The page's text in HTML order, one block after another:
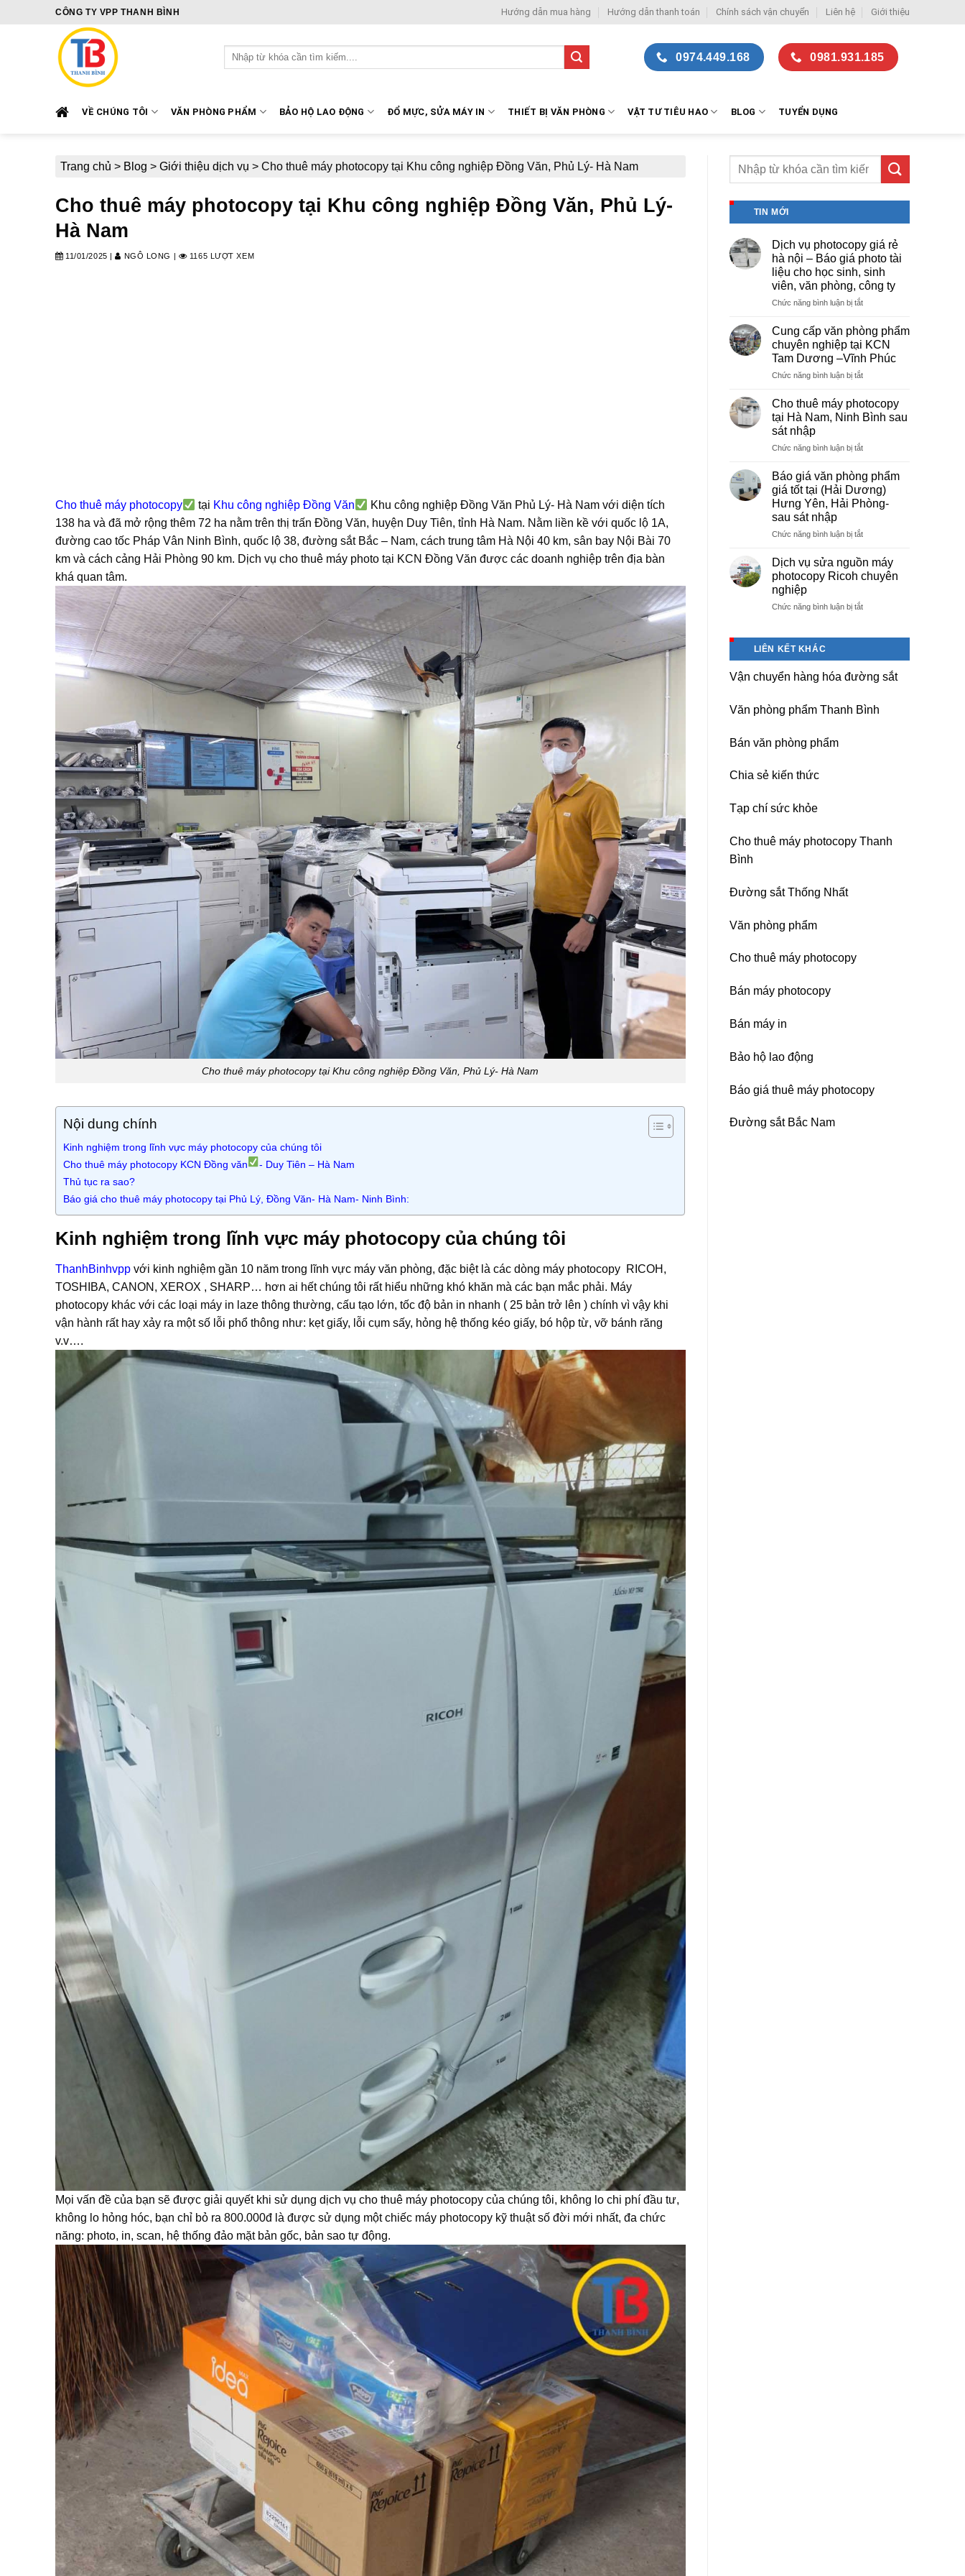
CÔNG TY VPP THANH BÌNH Hướng dẫn mua hàng Hướng dẫn thanh toán Chính sách vận chuyển Liên hệ Giới thiệu
Tìm
kiếm:
0974.449.168 0981.931.185
VỀ CHÚNG TÔI VĂN PHÒNG PHẨM BẢO HỘ LAO ĐỘNG ĐỔ MỰC, SỬA MÁY IN THIẾT BỊ VĂN PHÒNG VẬT TƯ TIÊU HAO BLOG TUYỂN DỤNG
Trang chủ > Blog > Giới thiệu dịch vụ > Cho thuê máy photocopy tại Khu công nghiệp Đồng Văn, Phủ Lý- Hà Nam
Cho thuê máy photocopy tại Khu công nghiệp Đồng Văn, Phủ Lý-
Hà Nam
11/01/2025 | NGÔ LONG 1165 LƯỢT XEM
Cho thuê máy photocopy tại Khu công nghiệp Đồng Văn
Khu công nghiệp Đồng Văn Phủ Lý- Hà Nam với diện tích
138 ha và đã mở rộng thêm 72 ha nằm trên thị trấn Đồng Văn, huyện Duy Tiên, tỉnh Hà Nam. Nằm liền kề với quốc lộ 1A,
đường cao tốc Pháp Vân Ninh Bình, quốc lộ 38, đường sắt Bắc – Nam, cách trung tâm Hà Nội 40 km, sân bay Nội Bài 70
km và cách cảng Hải Phòng 90 km. Dịch vụ cho thuê máy photo tại KCN Đồng Văn được các doanh nghiệp trên địa bàn
khá quan tâm.
Cho thuê máy photocopy tại Khu công nghiệp Đồng Văn, Phủ Lý- Hà Nam
Nội dung chính
Kinh nghiệm trong lĩnh vực máy photocopy của chúng tôi
Cho thuê máy photocopy KCN Đồng văn
- Duy Tiên – Hà Nam
Thủ tục ra sao?
Báo giá cho thuê máy photocopy tại Phủ Lý, Đồng Văn- Hà Nam- Ninh Bình:
Kinh nghiệm trong lĩnh vực máy photocopy của chúng tôi
ThanhBinhvpp với kinh nghiệm gần 10 năm trong lĩnh vực máy văn phòng, đặc biệt là các dòng máy photocopy RICOH,
TOSHIBA, CANON, XEROX , SHARP… hơn ai hết chúng tôi rất hiểu những khó khăn mà các bạn mắc phải. Máy
photocopy khác với các loại máy in laze thông thường, cấu tạo lớn, tốc độ bản in nhanh ( 25 bản trở lên ) chính vì vậy khi
vận hành rất hay xảy ra một số lỗi phổ thông như: kẹt giấy, lỗi cụm sấy, hỏng hệ thống kéo giấy, bó hộp từ, vỡ bánh răng
v.v….
Mọi vấn đề của bạn sẽ được giải quyết khi sử dụng dịch vụ cho thuê máy photocopy của chúng tôi, không lo chi phí đầu tư,
không lo hỏng hóc, bạn chỉ bỏ ra 800.000đ là được sử dụng một chiếc máy photocopy kỹ thuật số đời mới nhất, đa chức
năng: photo, in, scan, hệ thống đảo mặt bản gốc, bản sao tự động.
TIN MỚI
Dịch vụ photocopy giá rẻ
hà nội – Báo giá photo tài
liệu cho học sinh, sinh
viên, văn phòng, công ty
Chức năng bình luận bị tắtở
vụ
photocopy
giá
rẻ
hà
–
Báo
giá
tài
cho
học
sinh,
sinh
văn
công
ty
Cung cấp văn phòng phẩm
chuyên nghiệp tại KCN
Tam Dương –Vĩnh Phúc
Chức năng bình luận bị tắtở
cấp
văn
phòng
chuyên
tại
KCN
Tam
Dương
Vĩnh
Cho thuê máy photocopy
tại Hà Nam, Ninh Bình sau
sát nhập
Chức năng bình luận bị tắtở
máy
photocopy
tại
Nam,
sau
sát
Báo giá văn phòng phẩm
giá tốt tại (Hải Dương)
Hưng Yên, Hải Phòng-
sau sát nhập
Chức năng bình luận bị tắtở
văn
phòng
giá
Yên,
Phòng-
sau
Dịch vụ sửa nguồn máy
photocopy Ricoh chuyên
nghiệp
Chức năng bình luận bị tắtở
photocopy
chuyên
nghiệp
LIÊN KẾT KHÁC
Vận chuyển hàng hóa đường sắt
Văn phòng phẩm Thanh Bình
Bán văn phòng phẩm
Chia sẻ kiến thức
Tạp chí sức khỏe
Cho thuê máy photocopy Thanh
Bình
Đường sắt Thống Nhất
Văn phòng phẩm
Cho thuê máy photocopy
Bán máy photocopy
Bán máy in
Bảo hộ lao động
Báo giá thuê máy photocopy
Đường sắt Bắc Nam